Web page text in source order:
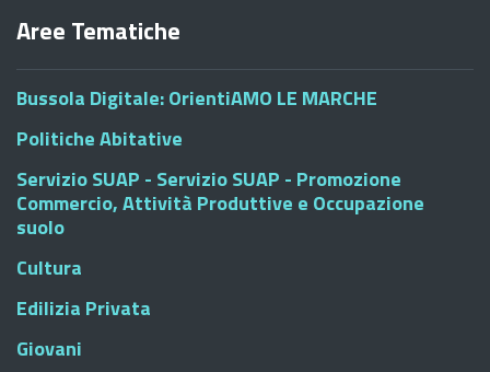
Aree Tematiche
Bussola Digitale: OrientiAMO LE MARCHE
Politiche Abitative
Servizio SUAP - Servizio SUAP - Promozione
Commercio, Attività Produttive e Occupazione
suolo
Cultura
Edilizia Privata
Giovani